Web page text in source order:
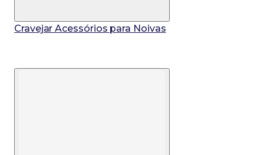
Cravejar Acessórios para Noivas